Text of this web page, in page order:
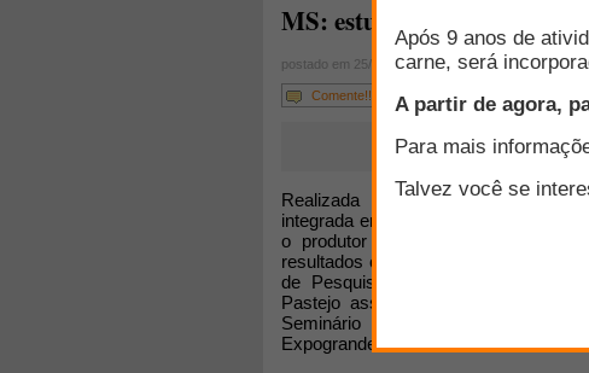
MS: estudo sobre criação
postado em 25/03/2009
Comente!!!
Realizada regularmente em
integrada entre bovinos e ovinos
o produtor de Mato Grosso do
resultados obtidos por essa
de Pesquisas Agropecuárias),
Pastejo associado bovino X ovino
Seminário de Ovinocultura que
Expogrande.